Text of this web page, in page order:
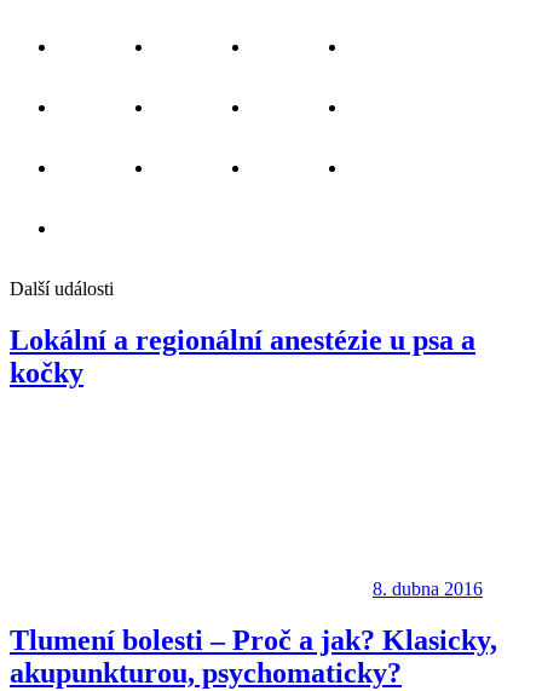
Další události
Lokální a regionální anestézie u psa a
kočky
8. dubna 2016
Tlumení bolesti – Proč a jak? Klasicky,
akupunkturou, psychomaticky?